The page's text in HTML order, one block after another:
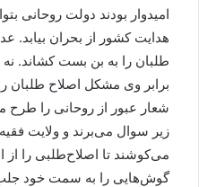
امیدوار بودند دولت روحانی
هدایت کشور از بحران بیابد.
طلبان را به بن بست کشاند. نه
برابر وی مشکل اصلاح طلبان
شعار عبور از روحانی را طرح
زیر سوال می‌برند و ولایت
می‌کوشند تا اصلاح‌طلبی را از
گوش‌هایی را به سمت خود جلب